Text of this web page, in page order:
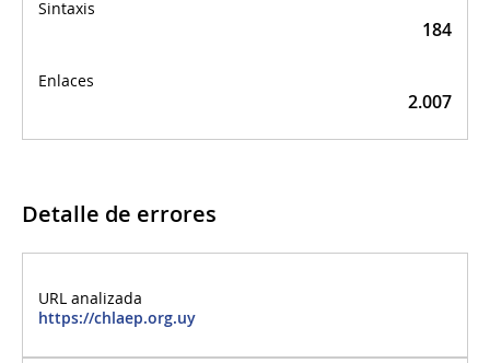
184
2.007
Detalle de errores
https://chlaep.org.uy